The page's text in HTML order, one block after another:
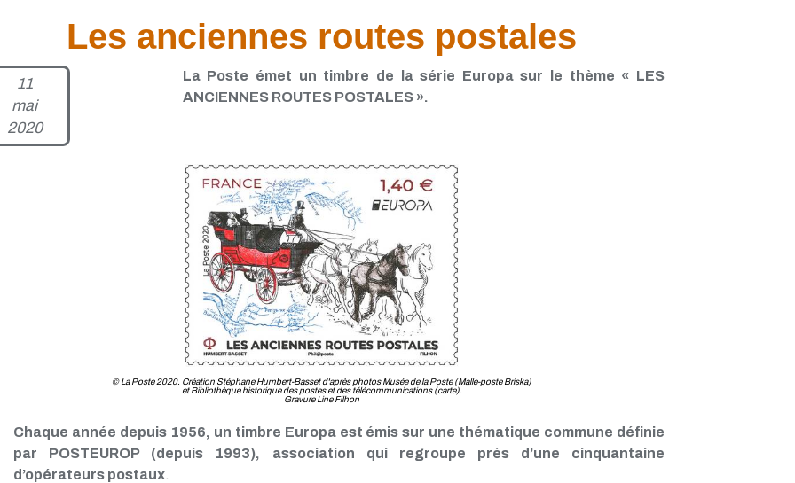
Les anciennes routes postales
11
mai
2020
La Poste émet un timbre de la série Europa sur le thème « LES
ANCIENNES ROUTES POSTALES ».
© La Poste 2020. Création Stéphane Humbert-Basset d'après photos Musée de la Poste (Malle-poste Briska)
et Bibliothèque historique des postes et des télécommunications (carte).
Gravure Line Filhon
Chaque année depuis 1956, un timbre Europa est émis sur une thématique commune définie
par POSTEUROP (depuis 1993), association qui regroupe près d’une cinquantaine
d’opérateurs postaux.